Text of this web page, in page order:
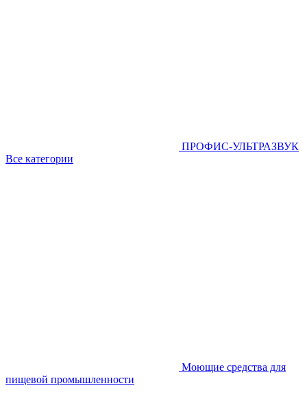
ПРОФИС-УЛЬТРАЗВУК
Все категории
Моющие средства для
пищевой промышленности